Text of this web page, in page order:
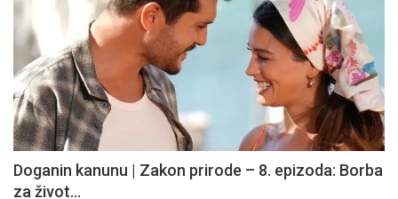
Doganin kanunu | Zakon prirode – 8. epizoda: Borba
za život...